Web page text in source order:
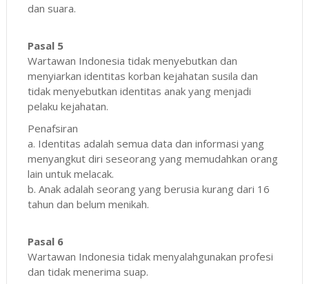
dan suara.
Pasal 5
Wartawan Indonesia tidak menyebutkan dan
menyiarkan identitas korban kejahatan susila dan
tidak menyebutkan identitas anak yang menjadi
pelaku kejahatan.
Penafsiran
a. Identitas adalah semua data dan informasi yang
menyangkut diri seseorang yang memudahkan orang
lain untuk melacak.
b. Anak adalah seorang yang berusia kurang dari 16
tahun dan belum menikah.
Pasal 6
Wartawan Indonesia tidak menyalahgunakan profesi
dan tidak menerima suap.